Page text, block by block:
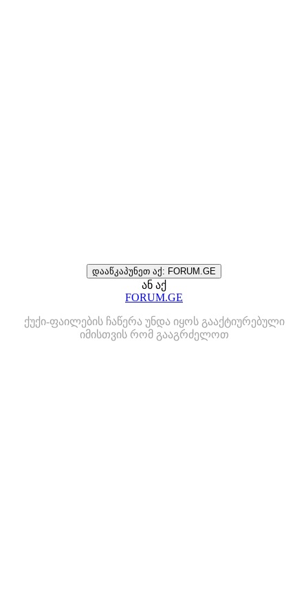
დააწკაპუნეთ აქ: FORUM.GE
ან აქ
FORUM.GE
ქუქი-ფაილების ჩაწერა უნდა იყოს გააქტიურებული
იმისთვის რომ გააგრძელოთ